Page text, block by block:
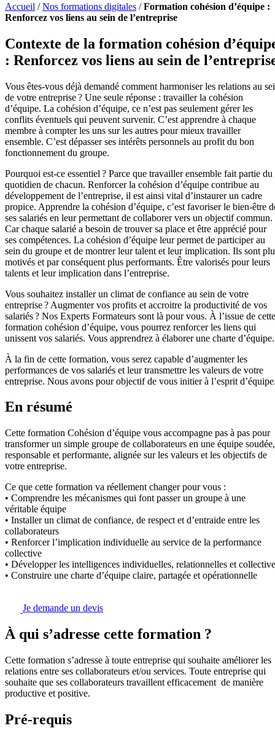
Accueil /Nos formations digitales /Formation cohésion d’équipe :
Renforcez vos liens au sein de l’entreprise
Contexte de la formation cohésion
: Renforcez vos liens au sein de
Vous êtes-vous déjà demandé comment harmoniser les relations au
de votre entreprise ? Une seule réponse : travailler la cohésion
d’équipe. La cohésion d’équipe, ce n’est pas seulement gérer les
conflits éventuels qui peuvent survenir. C’est apprendre à chaque
membre à compter les uns sur les autres pour mieux travailler
ensemble. C’est dépasser ses intérêts personnels au profit du bon
fonctionnement du groupe.
Pourquoi est-ce essentiel ? Parce que travailler ensemble fait partie du
quotidien de chacun. Renforcer la cohésion d’équipe contribue au
développement de l’entreprise, il est ainsi vital d’instaurer un cadre
propice. Apprendre la cohésion d’équipe, c’est favoriser le bien-être
ses salariés en leur permettant de collaborer vers un objectif commun.
Car chaque salarié a besoin de trouver sa place et être apprécié pour
ses compétences. La cohésion d’équipe leur permet de participer au
sein du groupe et de montrer leur talent et leur implication. Ils sont
motivés et par conséquent plus performants. Être valorisés pour leurs
talents et leur implication dans l’entreprise.
Vous souhaitez installer un climat de confiance au sein de votre
entreprise ? Augmenter vos profits et accroitre la productivité de vos
salariés ? Nos Experts Formateurs sont là pour vous. À l’issue de cette
formation cohésion d’équipe, vous pourrez renforcer les liens qui
unissent vos salariés. Vous apprendrez à élaborer une charte d’équipe.
À la fin de cette formation, vous serez capable d’augmenter les
performances de vos salariés et leur transmettre les valeurs de votre
entreprise. Nous avons pour objectif de vous initier à l’esprit
En résumé
Cette formation Cohésion d’équipe vous accompagne pas à pas pour
transformer un simple groupe de collaborateurs en une équipe soudée,
responsable et performante, alignée sur les valeurs et les objectifs de
votre entreprise.
Ce que cette formation va réellement changer pour vous :
• Comprendre les mécanismes qui font passer un groupe à une
véritable équipe
• Installer un climat de confiance, de respect et d’entraide entre les
collaborateurs
• Renforcer l’implication individuelle au service de la performance
collective
• Développer les intelligences individuelles, relationnelles et
• Construire une charte d’équipe claire, partagée et opérationnelle
Je demande un devis
À qui s’adresse cette formation ?
Cette formation s’adresse à toute entreprise qui souhaite améliorer les
relations entre ses collaborateurs et/ou services. Toute entreprise qui
souhaite que ses collaborateurs travaillent efficacement de manière
productive et positive.
Pré-requis